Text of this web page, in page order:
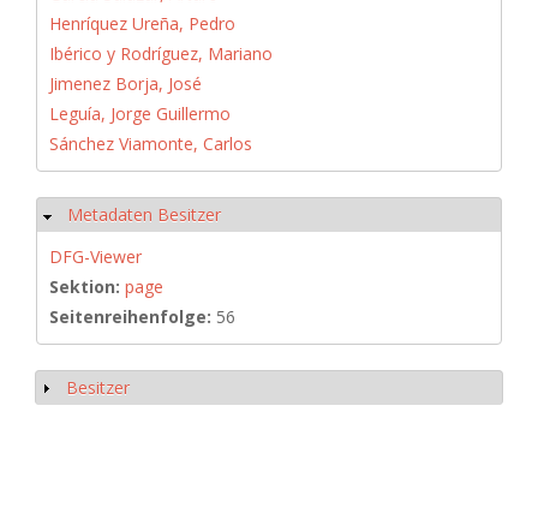
Henríquez Ureña, Pedro
Ibérico y Rodríguez, Mariano
Jimenez Borja, José
Leguía, Jorge Guillermo
Sánchez Viamonte, Carlos
Hide
Metadaten Besitzer
DFG-Viewer
Sektion: page
Seitenreihenfolge: 56
Show
Besitzer